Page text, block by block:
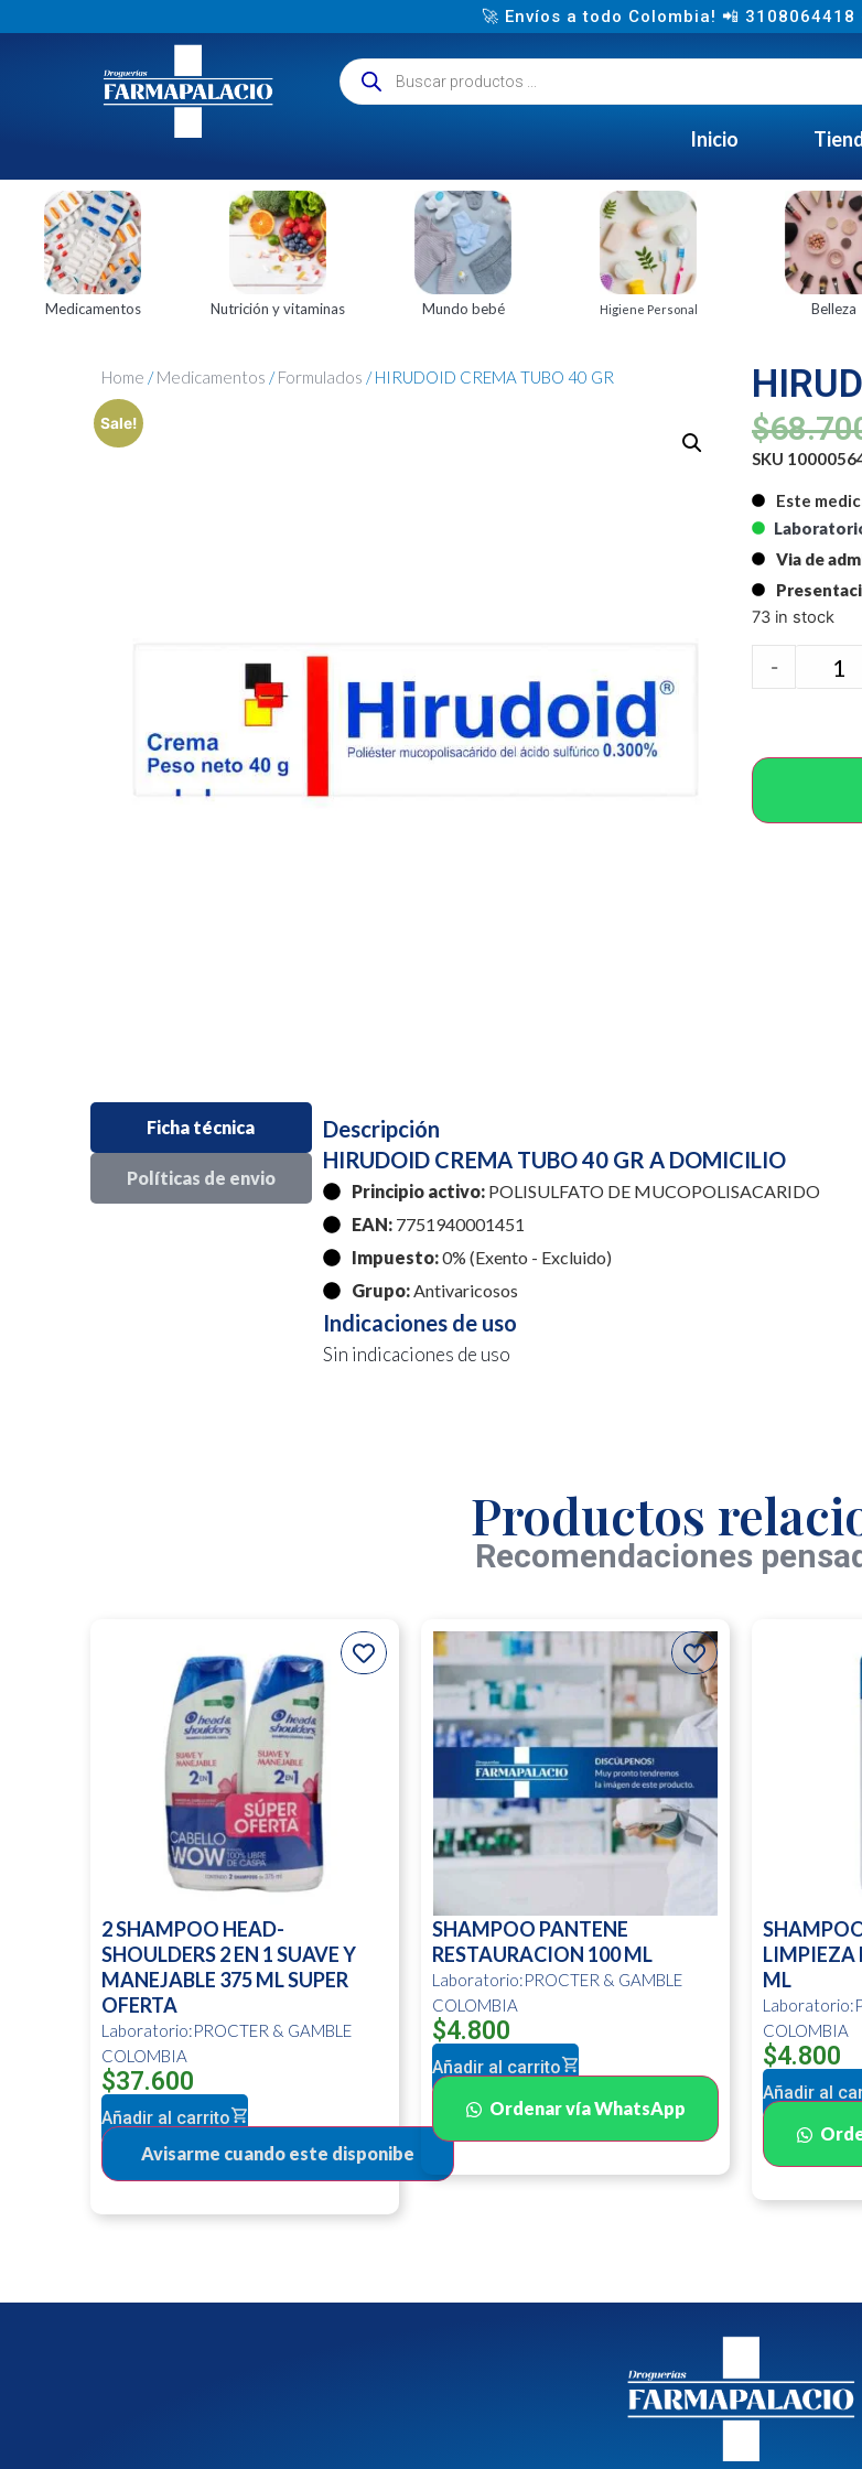
🚀 Envíos a todo Colombia! 📲
Inicio
Medicamentos Nutrición y vitaminas Mundo bebé Higiene Personal Belleza
Home /Medicamentos /Formulados / HIRUDOID CREMA TUBO 40 GR
Sale! $
SKU
Este
Via de
73 in stock
-
Ficha técnica
Políticas de envio
Descripción
HIRUDOID CREMA TUBO 40 GR A DOMICILIO
Principio activo:POLISULFATO DE MUCOPOLISACARIDO
EAN:7751940001451
Impuesto:0% (Exento - Excluido)
Grupo:Antivaricosos
Indicaciones de uso
Sin indicaciones de uso
Productos
Recomendaciones
2 SHAMPOO HEAD-
SHOULDERS 2 EN 1 SUAVE Y
MANEJABLE 375 ML SUPER
OFERTA
Laboratorio:PROCTER & GAMBLE
COLOMBIA
$37.600
Añadir al carrito
SHAMPOO PANTENE
RESTAURACION 100 ML
Laboratorio:PROCTER & GAMBLE
COLOMBIA
$4.800
Añadir al carrito
Ordenar vía WhatsApp
LIMPIEZA
ML
COLOMBIA
$4.800
Añadir al